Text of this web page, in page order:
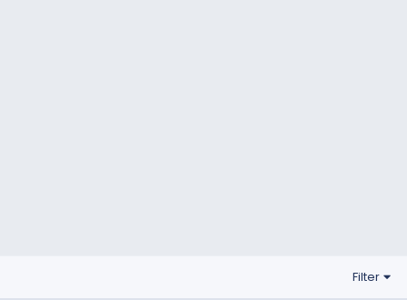
Filter